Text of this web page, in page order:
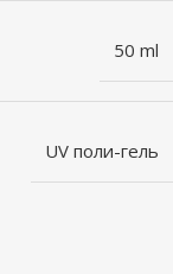
50 ml
UV поли-гель